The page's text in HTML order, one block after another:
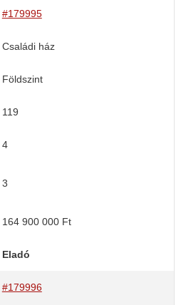
#179995
Családi ház
Földszint
119
4
3
164 900 000 Ft
Eladó
#179996